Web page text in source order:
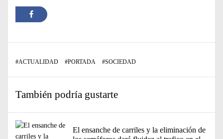
#ACTUALIDAD #PORTADA #SOCIEDAD
También podría gustarte
El ensanche de carriles y la eliminación de